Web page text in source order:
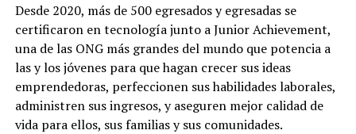
Desde 2020, más de 500 egresados y egresadas se
certificaron en tecnología junto a Junior Achievement,
una de las ONG más grandes del mundo que potencia a
las y los jóvenes para que hagan crecer sus ideas
emprendedoras, perfeccionen sus habilidades laborales,
administren sus ingresos, y aseguren mejor calidad de
vida para ellos, sus familias y sus comunidades.